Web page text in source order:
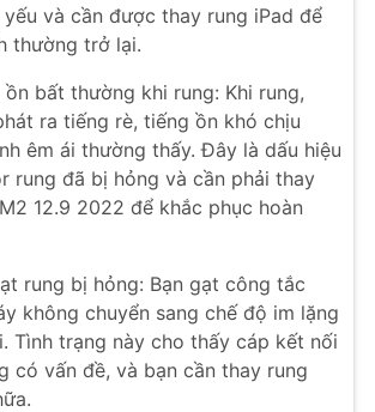
và cần được thay rung iPad để
thường trở lại.
bất thường khi rung: Khi rung,
ra tiếng rè, tiếng ồn khó chịu
êm ái thường thấy. Đây là dấu hiệu
rung đã bị hỏng và cần phải thay
12.9 2022 để khắc phục hoàn
rung bị hỏng: Bạn gạt công tắc
không chuyển sang chế độ im lặng
Tình trạng này cho thấy cáp kết nối
có vấn đề, và bạn cần thay rung